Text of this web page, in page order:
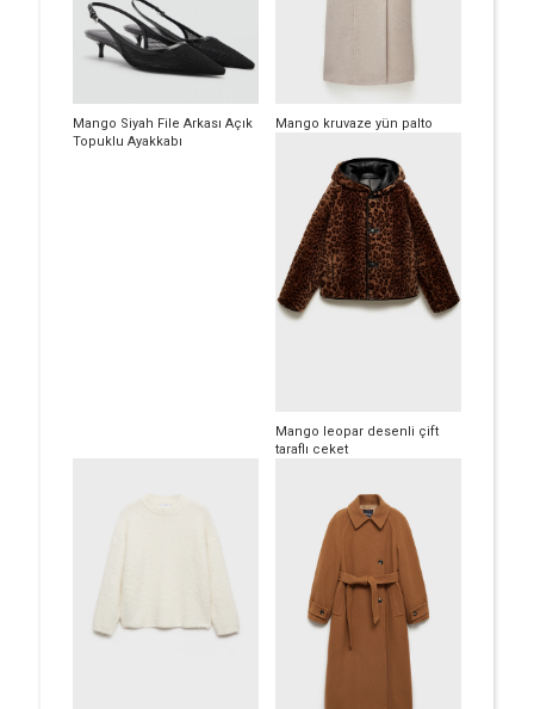
Mango Siyah File Arkası Açık
Topuklu Ayakkabı
Mango kruvaze yün palto
Mango leopar desenli çift
taraflı ceket